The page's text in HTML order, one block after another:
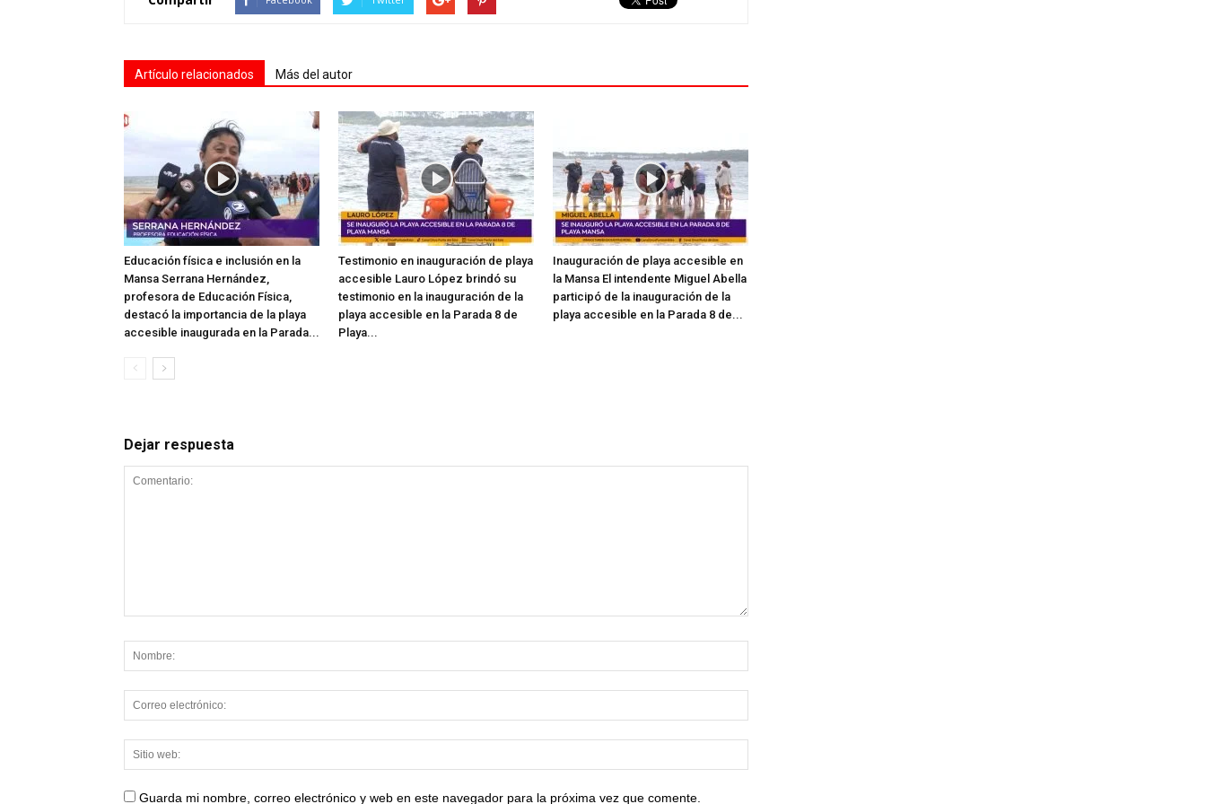
Artículo relacionados Más del autor
Educación física e inclusión en la
Mansa Serrana Hernández,
profesora de Educación Física,
destacó la importancia de la playa
accesible inaugurada en la Parada...
Testimonio en inauguración de playa
accesible Lauro López brindó su
testimonio en la inauguración de la
playa accesible en la Parada 8 de
Playa...
Inauguración de playa accesible en
la Mansa El intendente Miguel Abella
participó de la inauguración de la
playa accesible en la Parada 8 de...
Dejar respuesta
Guarda mi nombre, correo electrónico y web en este navegador para la próxima vez que comente.